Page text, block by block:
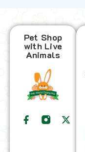
Pet Shop
with Live
Animals